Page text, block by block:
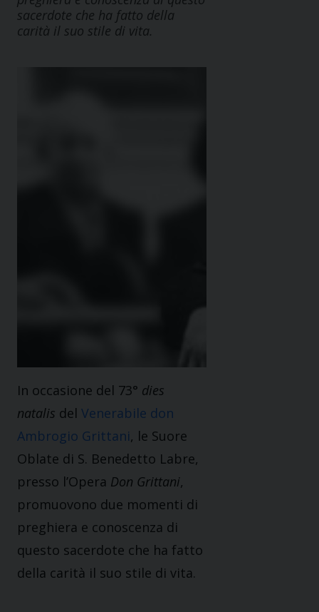
sacerdote che ha fatto della
carità il suo stile di vita.
In occasione del 73° dies
natalis del Venerabile don
Ambrogio Grittani, le Suore
Oblate di S. Benedetto Labre,
presso l’Opera Don Grittani,
promuovono due momenti di
preghiera e conoscenza di
questo sacerdote che ha fatto
della carità il suo stile di vita.